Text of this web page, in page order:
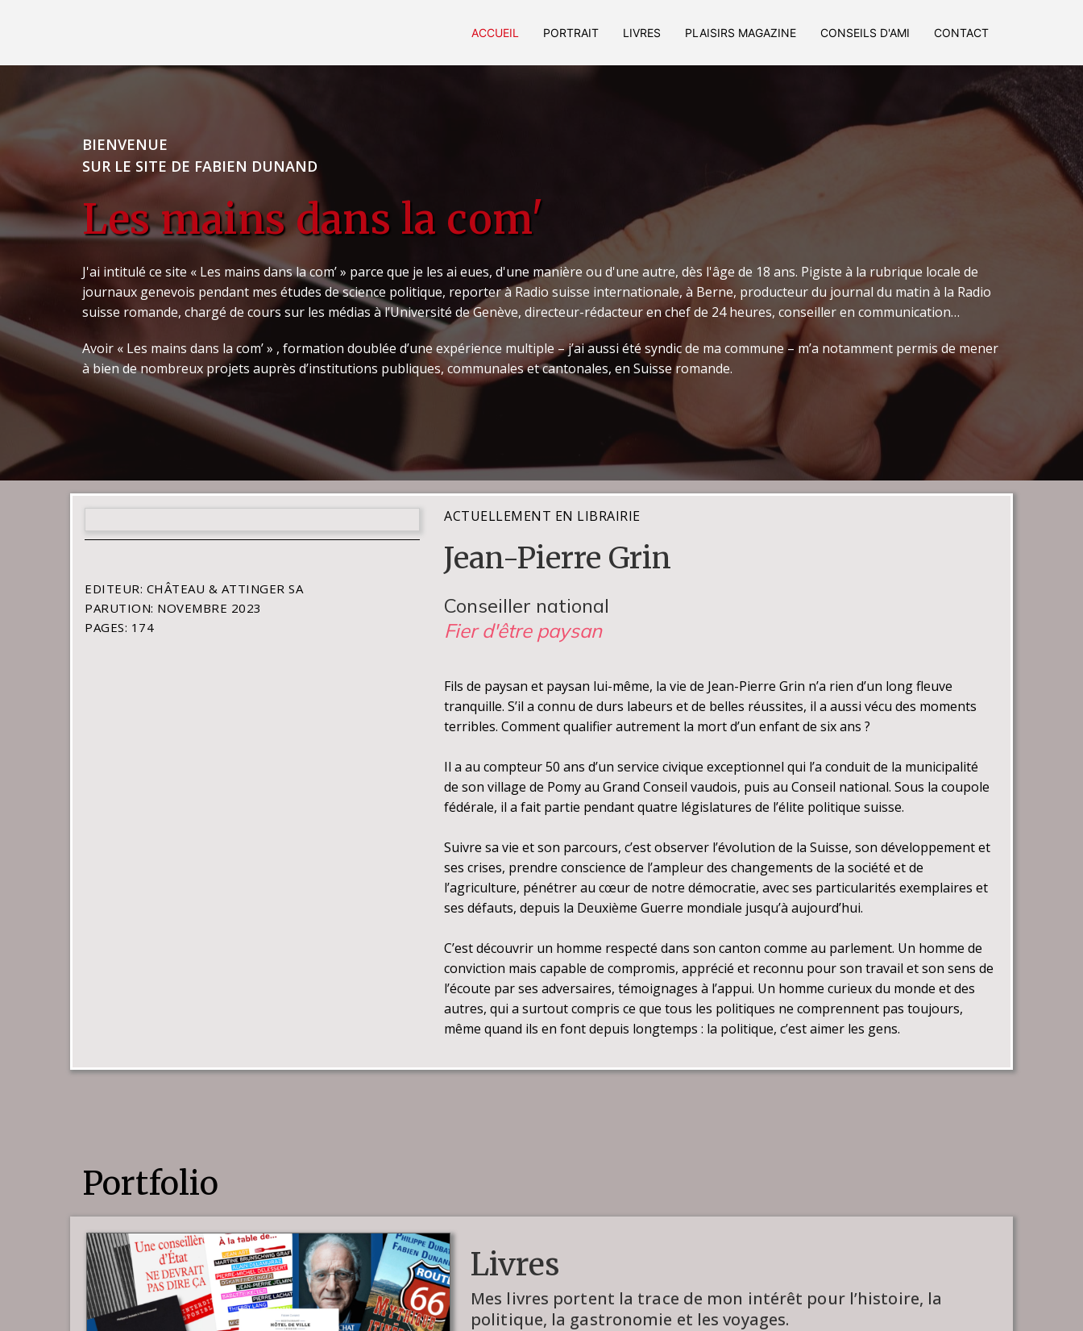
ACCUEIL PORTRAIT LIVRES PLAISIRS MAGAZINE CONSEILS D'AMI CONTACT
BIENVENUE
SUR LE SITE DE FABIEN DUNAND
Les mains dans la com'
J'ai intitulé ce site « Les mains dans la com’ » parce que je les ai eues, d'une manière ou d'une autre, dès l'âge de 18 ans. Pigiste à la rubrique locale de
journaux genevois pendant mes études de science politique, reporter à Radio suisse internationale, à Berne, producteur du journal du matin à la Radio
suisse romande, chargé de cours sur les médias à l’Université de Genève, directeur-rédacteur en chef de 24 heures, conseiller en communication…
Avoir « Les mains dans la com’ » , formation doublée d’une expérience multiple – j’ai aussi été syndic de ma commune – m’a notamment permis de mener
à bien de nombreux projets auprès d’institutions publiques, communales et cantonales, en Suisse romande.
EDITEUR: CHÂTEAU & ATTINGER SA
PARUTION: NOVEMBRE 2023
PAGES: 174
ACTUELLEMENT EN LIBRAIRIE
Jean-Pierre Grin
Conseiller national
Fier d'être paysan
Fils de paysan et paysan lui-même, la vie de Jean-Pierre Grin n’a rien d’un long fleuve
tranquille. S’il a connu de durs labeurs et de belles réussites, il a aussi vécu des moments
terribles. Comment qualifier autrement la mort d’un enfant de six ans ?
Il a au compteur 50 ans d’un service civique exceptionnel qui l’a conduit de la municipalité
de son village de Pomy au Grand Conseil vaudois, puis au Conseil national. Sous la coupole
fédérale, il a fait partie pendant quatre législatures de l’élite politique suisse.
Suivre sa vie et son parcours, c’est observer l’évolution de la Suisse, son développement et
ses crises, prendre conscience de l’ampleur des changements de la société et de
l’agriculture, pénétrer au cœur de notre démocratie, avec ses particularités exemplaires et
ses défauts, depuis la Deuxième Guerre mondiale jusqu’à aujourd’hui.
C’est découvrir un homme respecté dans son canton comme au parlement. Un homme de
conviction mais capable de compromis, apprécié et reconnu pour son travail et son sens de
l’écoute par ses adversaires, témoignages à l’appui. Un homme curieux du monde et des
autres, qui a surtout compris ce que tous les politiques ne comprennent pas toujours,
même quand ils en font depuis longtemps : la politique, c’est aimer les gens.
Portfolio
Livres
Mes livres portent la trace de mon intérêt pour l’histoire, la
politique, la gastronomie et les voyages.